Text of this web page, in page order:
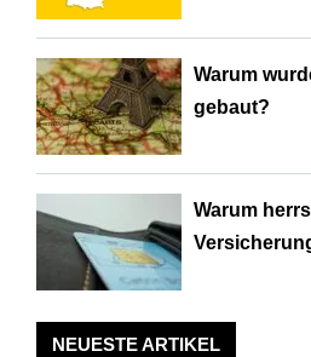
Warum
gebaut?
Warum
NEUESTE ARTIKEL